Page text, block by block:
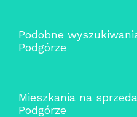
Podobne
Podgórze
Mieszkania na
Podgórze